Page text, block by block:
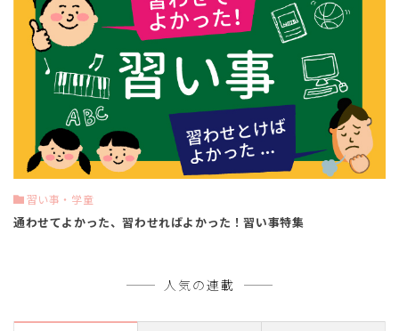
習い事・学童
通わせてよかった、習わせればよかった！習い事特集
人気の連載